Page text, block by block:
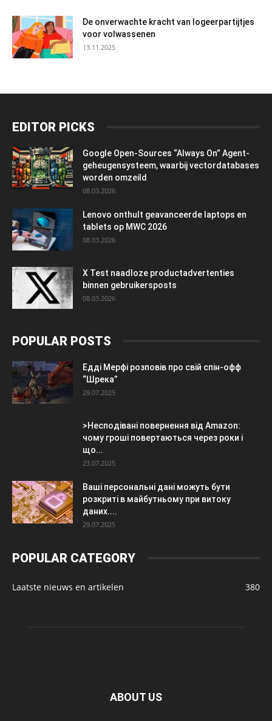
De onverwachte kracht van logeerpartijtjes
voor volwassenen
13.11.2025
EDITOR PICKS
Google Open-Sources “Always On” Agent-
geheugensysteem, waarbij vectordatabases
worden omzeild
08.03.2026
Lenovo onthult geavanceerde laptops en
tablets op MWC 2026
08.03.2026
X Test naadloze productadvertenties
binnen gebruikersposts
08.03.2026
POPULAR POSTS
Едді Мерфі розповів про свій спін-офф
“Шрека”
29.07.2025
>Несподівані повернення від Amazon:
чому гроші повертаються через роки і
що...
23.07.2025
Ваші персональні дані можуть бути
розкриті в майбутньому при витоку
даних....
29.07.2025
POPULAR CATEGORY
Laatste nieuws en artikelen 380
ABOUT US